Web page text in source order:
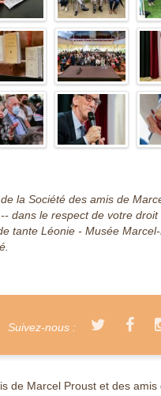
la Société des amis de
dans le respect de votre
tante Léonie - Musée
Suivez-nous :
de Marcel Proust et des